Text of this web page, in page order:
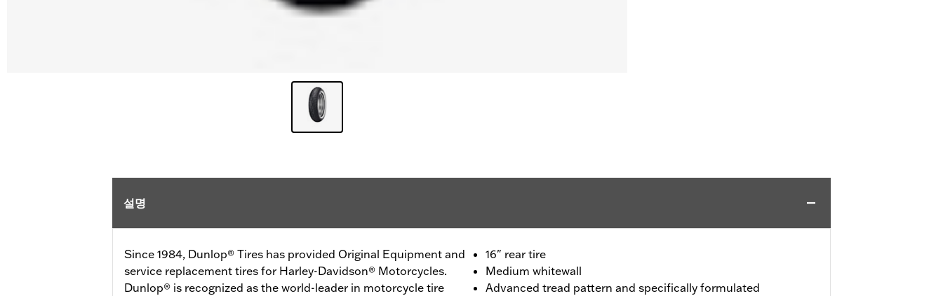
설명
Since 1984, Dunlop® Tires has provided Original Equipment and
service replacement tires for Harley-Davidson® Motorcycles.
Dunlop® is recognized as the world-leader in motorcycle tire
16" rear tire
Medium whitewall
Advanced tread pattern and specifically formulated